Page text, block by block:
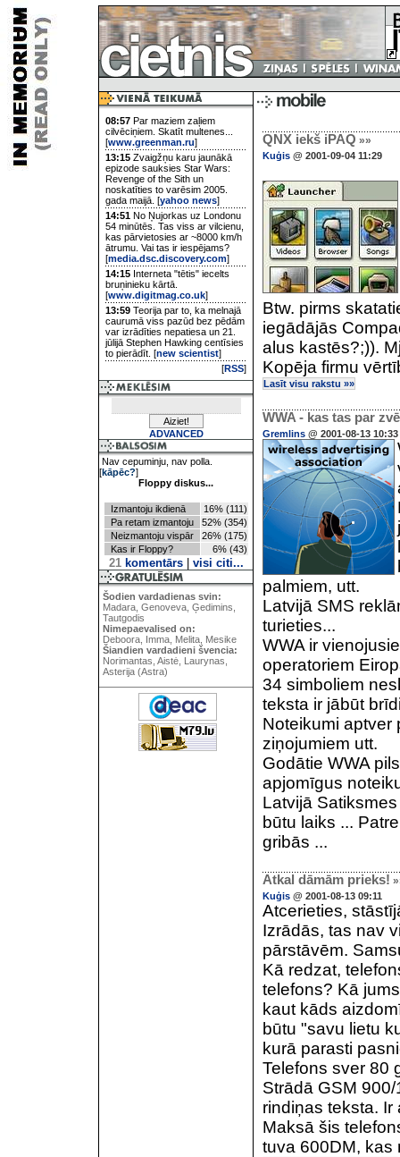
08:57 Par maziem zaļiem
cilvēciņiem. Skatīt multenes...
[www.greenman.ru]
13:15 Zvaigžņu karu jaunākā
epizode sauksies Star Wars:
Revenge of the Sith un
noskatīties to varēsim 2005.
gada maijā. [yahoo news]
14:51 No Ņujorkas uz Londonu
54 minūtēs. Tas viss ar vilcienu,
kas pārvietosies ar ~8000 km/h
ātrumu. Vai tas ir iespējams?
[media.dsc.discovery.com]
14:15 Interneta "tētis" iecelts
bruņinieku kārtā.
[www.digitmag.co.uk]
13:59 Teorija par to, ka melnajā
caurumā viss pazūd bez pēdām
var izrādīties nepatiesa un 21.
jūlijā Stephen Hawking centīsies
to pierādīt. [new scientist]
[RSS]
ADVANCED
Nav cepuminju, nav polla.
[kāpēc?]
Floppy diskus...
Izmantoju ikdienā
16% (111)
Pa retam izmantoju
52% (354)
Neizmantoju vispār
26% (175)
Kas ir Floppy?
6% (43)
21komentārs| visi citi...
Šodien vardadienas svin:
Madara, Genoveva, Ģedimins,
Tautgodis
Nimepaevalised on:
Deboora, Imma, Melita, Mesike
Šiandien vardadieni švencia:
Norimantas, Aistė, Laurynas,
Asterija (Astra)
QNX iekš iPAQ »»
Kuģis @ 2001-09-04 11:29
Btw. pirms
iegādājās
alus kastēs?;)).
Kopēja firmu
Lasīt visu rakstu »»
WWA - kas tas par
Gremlins @ 2001-08-13 10:33
palmiem, utt.
Latvijā SMS
turieties...
WWA ir
operatoriem
34 simboliem
teksta ir jābūt
Noteikumi aptver
ziņojumiem utt.
Godātie WWA
apjomīgus
Latvijā
būtu laiks ...
gribās ...
Atkal dāmām prieks!
Kuģis @ 2001-08-13 09:11
Atcerieties,
Izrādās, tas nav
pārstāvēm.
Kā redzat,
telefons? Kā
kaut kāds
būtu "savu lietu
kurā parasti
Telefons sver 80
Strādā GSM
rindiņas teksta. Ir
Maksā šis
tuva 600DM, kas